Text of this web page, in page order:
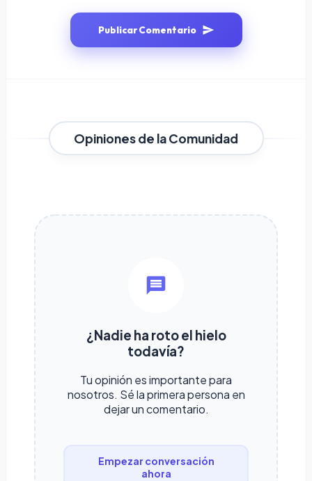
Publicar Comentario
Opiniones de la Comunidad
¿Nadie ha roto el hielo
todavía?
Tu opinión es importante para
nosotros. Sé la primera persona en
dejar un comentario.
Empezar conversación
ahora